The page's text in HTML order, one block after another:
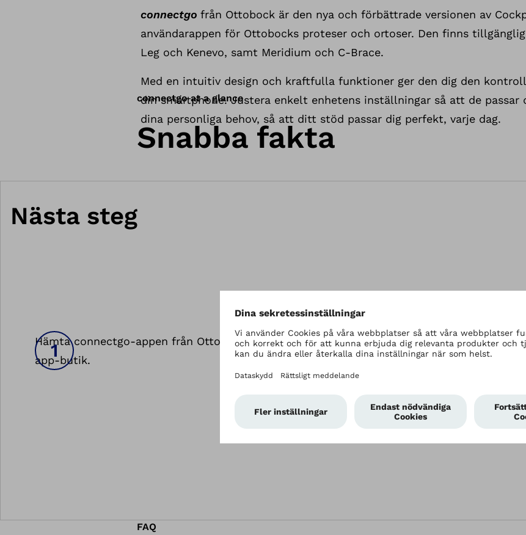
connectgo från Ottobock är den nya och förbättrade versionen av
användarappen för Ottobocks proteser och ortoser. Den finns
Leg och Kenevo, samt Meridium och C-Brace.
Med en intuitiv design och kraftfulla funktioner ger den dig den
din smartphone. Justera enkelt enhetens inställningar så att de passar
dina personliga behov, så att ditt stöd passar dig perfekt, varje dag.
connectgo at a glance
Snabba fakta
Nästa steg
Hämta connectgo-appen från Ottobock i din
app-butik.
Leta reda på den fyrsiffriga Bluetooth-PIN-
koden som finns på din enhets Bluetooth-
kort. Om du inte hittar din PIN-kod kan du
kontakta din ortopedingenjör.
FAQ